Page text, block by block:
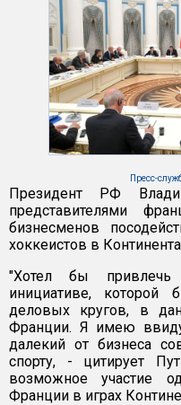
Пресс-
Президент РФ
представителями
бизнесменов
хоккеистов в
"Хотел бы
инициативе,
деловых кругов, в
Франции. Я имею
далекий от бизнеса
спорту, - цитирует
возможное участие
Франции в играх